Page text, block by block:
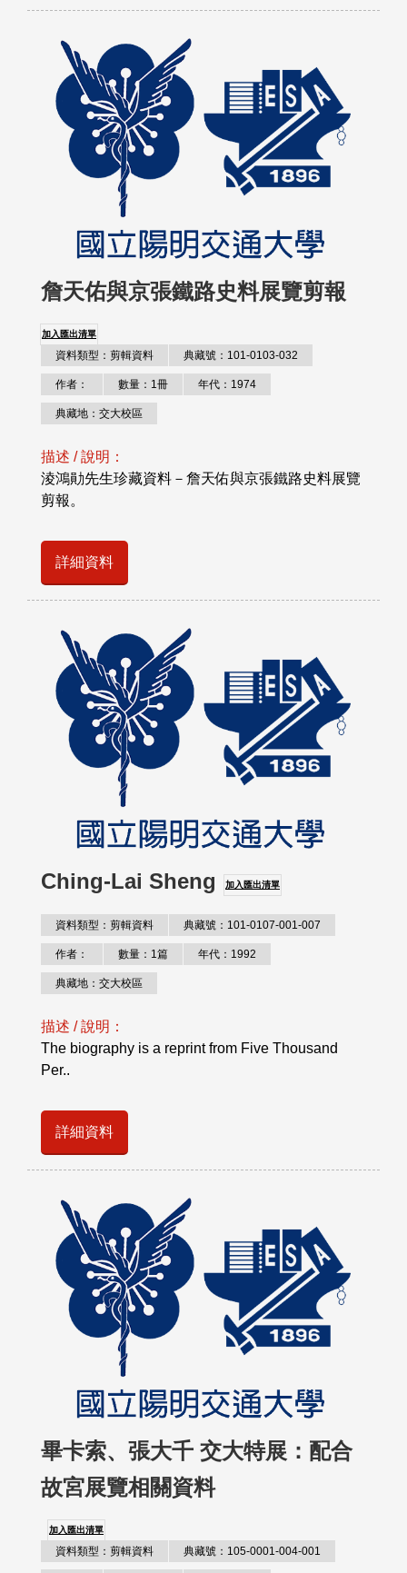
詹天佑與京張鐵路史料展覽剪報
加入匯出清單
資料類型：剪輯資料 典藏號：101-0103-032
作者： 數量：1冊 年代：1974
典藏地：交大校區
描述 / 說明：
淩鴻勛先生珍藏資料－詹天佑與京張鐵路史料展覽
剪報。
詳細資料
Ching-Lai Sheng 加入匯出清單
資料類型：剪輯資料 典藏號：101-0107-001-007
作者： 數量：1篇 年代：1992
典藏地：交大校區
描述 / 說明：
The biography is a reprint from Five Thousand
Per..
詳細資料
畢卡索、張大千 交大特展：配合
故宮展覽相關資料
加入匯出清單
資料類型：剪輯資料 典藏號：105-0001-004-001